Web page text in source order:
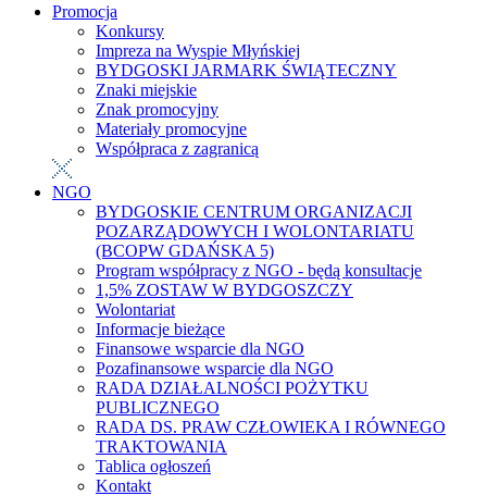
Promocja
Konkursy
Impreza na Wyspie Młyńskiej
BYDGOSKI JARMARK ŚWIĄTECZNY
Znaki miejskie
Znak promocyjny
Materiały promocyjne
Współpraca z zagranicą
NGO
BYDGOSKIE CENTRUM ORGANIZACJI
POZARZĄDOWYCH I WOLONTARIATU
(BCOPW GDAŃSKA 5)
Program współpracy z NGO - będą konsultacje
1,5% ZOSTAW W BYDGOSZCZY
Wolontariat
Informacje bieżące
Finansowe wsparcie dla NGO
Pozafinansowe wsparcie dla NGO
RADA DZIAŁALNOŚCI POŻYTKU
PUBLICZNEGO
RADA DS. PRAW CZŁOWIEKA I RÓWNEGO
TRAKTOWANIA
Tablica ogłoszeń
Kontakt